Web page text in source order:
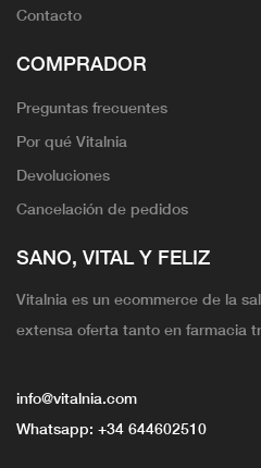
Contacto
COMPRADOR
Preguntas frecuentes
Por qué Vitalnia
Devoluciones
Cancelación de pedidos
SANO, VITAL Y FELIZ
Vitalnia es un ecommerce de la
extensa oferta tanto en farmacia
info@vitalnia.com
Whatsapp: +34 644602510